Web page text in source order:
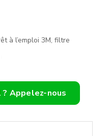
à l’emploi 3M, filtre
? Appelez-nous